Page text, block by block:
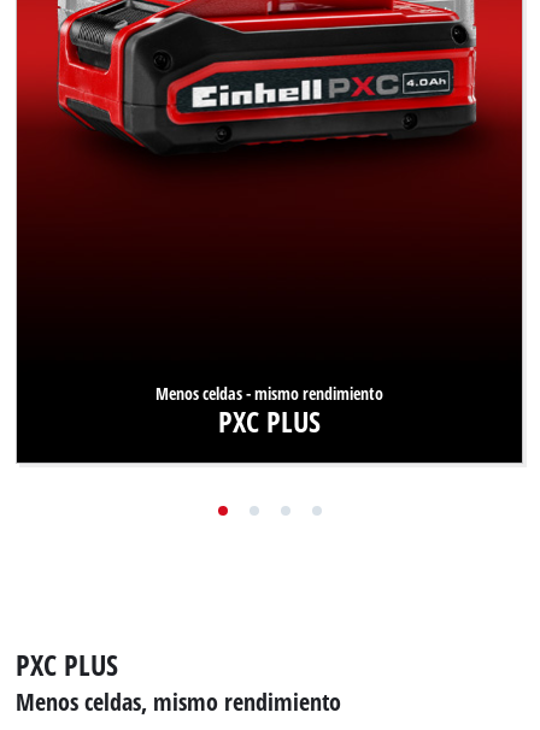
Menos celdas - mismo rendimiento
PXC PLUS
PXC PLUS
Menos celdas, mismo rendimiento